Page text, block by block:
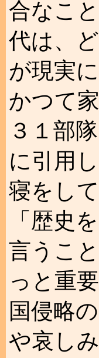
合なこ
代は、
が現実
かつて
３１部
に引用
寝をし
「歴史
言うこ
っと重
国侵略
や哀し